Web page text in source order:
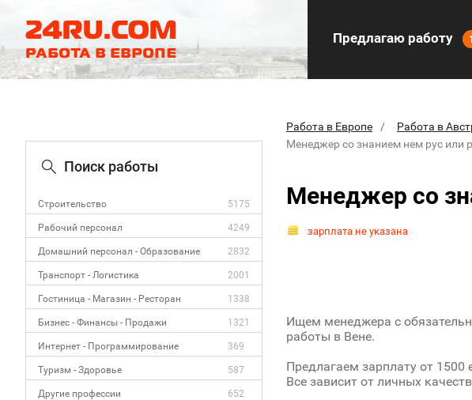
Предлагаю работу
Поиск работы
Строительство 5175
Рабочий персонал 4249
Домашний персонал - Образование 2832
Транспорт - Логистика 2001
Гостиница - Магазин - Ресторан 1338
Бизнес - Финансы - Продажи 1321
Интернет - Программирование 369
Туризм - Здоровье 587
Другие профессии 652
Работа в Европе Работа в
Менеджер со знанием нем рус или
Менеджер со
зарплата не указана
Ищем менеджера с
работы в Вене.
Предлагаем зарплату от 1500
Все зависит от личных